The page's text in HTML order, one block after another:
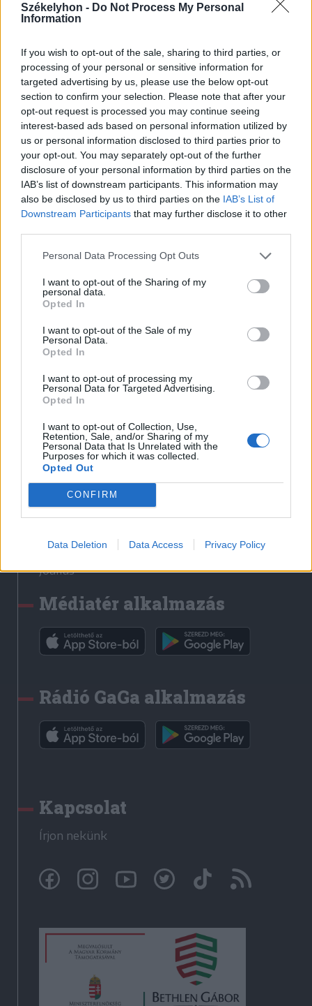
Székelyhon - Do Not Process My Personal
Information
If you wish to opt-out of the sale, sharing to third parties, or
processing of your personal or sensitive information for
targeted advertising by us, please use the below opt-out
section to confirm your selection. Please note that after your
opt-out request is processed you may continue seeing
interest-based ads based on personal information utilized by
us or personal information disclosed to third parties prior to
your opt-out. You may separately opt-out of the further
disclosure of your personal information by third parties on the
IAB’s list of downstream participants. This information may
also be disclosed by us to third parties on the IAB’s List of
Downstream Participants that may further disclose it to other
Personal Data Processing Opt Outs
I want to opt-out of the Sharing of my
personal data.
Opted In
I want to opt-out of the Sale of my
Personal Data.
Opted In
I want to opt-out of processing my
Personal Data for Targeted Advertising.
Opted In
I want to opt-out of Collection, Use,
Retention, Sale, and/or Sharing of my
Personal Data that Is Unrelated with the
Purposes for which it was collected.
Opted Out
CONFIRM
Data Deletion Data Access Privacy Policy
Hasznos
Impresszum
Szerzői jogok
Adatvédelmi tájékoztató
Cookie-kezelési tájékoztató
Hozzászólási szabályzat
Nyomtatott lapjaink archívuma
Székely Hírmondó archívuma
Sütibeállítások
Médiatér
Liget
Krónika
Bihari Napló
Erdélyi Napló
Főtér
Rádió GaGa
Jóállás
Médiatér alkalmazás
Rádió GaGa alkalmazás
Kapcsolat
Írjon nekünk